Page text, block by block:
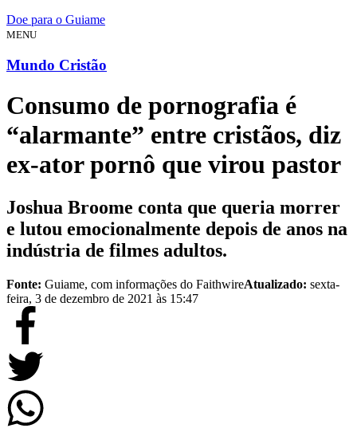
Doe para o Guiame
MENU
Mundo Cristão
Consumo de pornografia é
“alarmante” entre cristãos, diz
ex-ator pornô que virou pastor
Joshua Broome conta que queria morrer
e lutou emocionalmente depois de anos na
indústria de filmes adultos.
Fonte: Guiame, com informações do FaithwireAtualizado: sexta-
feira, 3 de dezembro de 2021 às 15:47